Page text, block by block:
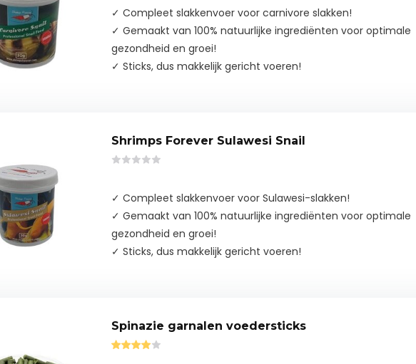
✓ Compleet slakkenvoer voor carnivore slakken!
✓ Gemaakt van 100% natuurlijke ingrediënten voor optimale
gezondheid en groei!
✓ Sticks, dus makkelijk gericht voeren!
Shrimps Forever Sulawesi Snail
✓ Compleet slakkenvoer voor Sulawesi-slakken!
✓ Gemaakt van 100% natuurlijke ingrediënten voor optimale
gezondheid en groei!
✓ Sticks, dus makkelijk gericht voeren!
Spinazie garnalen voedersticks